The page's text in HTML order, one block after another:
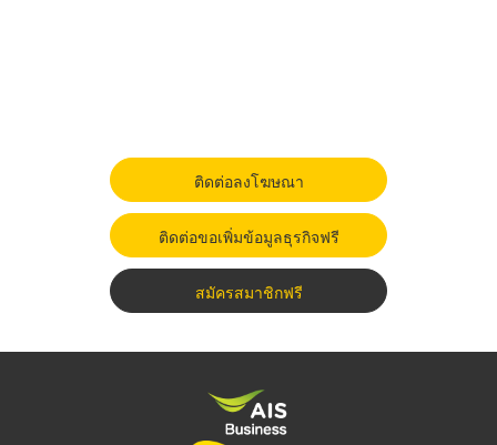
ติดต่อลงโฆษณา
ติดต่อขอเพิ่มข้อมูลธุรกิจฟรี
สมัครสมาชิกฟรี